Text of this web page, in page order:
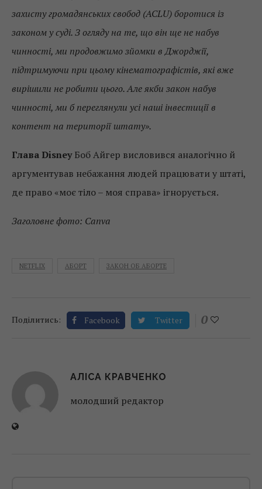
захисту громадянських свобод (ACLU) боротися із
законом у суді. З огляду на те, що він ще не набув
чинності, ми продовжимо зйомки в Джорджії,
підтримуючи при цьому кінематографістів, які вже
вирішили не робити цього. Але якби закон набув
чинності, ми б переглянули усі наші інвестиції в
контент на території штату».
Глава DisneyБоб Айгер висловився аналогічно й
аргументував небажання людей працювати у штаті,
де право «моє тіло – моя справа» ігнорується.
Заголовне фото: Canva
NETFLIX АБОРТ ЗАКОН ОБ АБОРТЕ
Поділитись: Facebook Twitter 0
АЛІСА КРАВЧЕНКО
молодший редактор